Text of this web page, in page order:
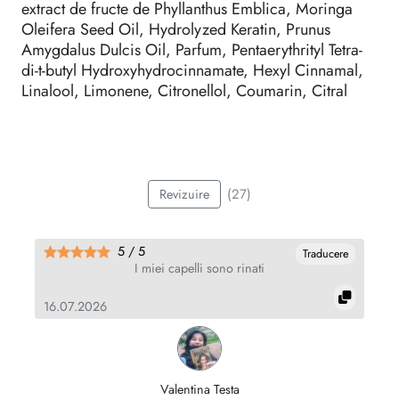
extract de fructe de Phyllanthus Emblica, Moringa
Oleifera Seed Oil, Hydrolyzed Keratin, Prunus
Amygdalus Dulcis Oil, Parfum, Pentaerythrityl Tetra-
di-t-butyl Hydroxyhydrocinnamate, Hexyl Cinnamal,
Linalool, Limonene, Citronellol, Coumarin, Citral
Revizuire (27)
Traducere
I miei capelli sono rinati
5 / 5
16.07.2026
Valentina Testa